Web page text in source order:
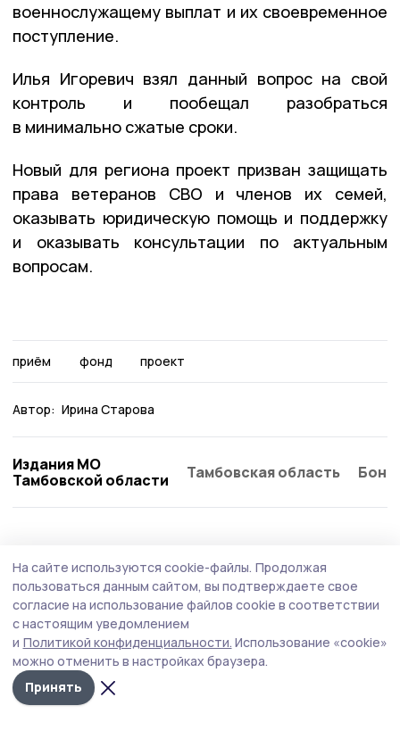
военнослужащему выплат и их своевременное
поступление.
Илья Игоревич взял данный вопрос на свой
контроль и пообещал разобраться
в минимально сжатые сроки.
Новый для региона проект призван защищать
права ветеранов СВО и членов их семей,
оказывать юридическую помощь и поддержку
и оказывать консультации по актуальным
вопросам.
приём фонд проект
Автор: Ирина Старова
Издания МО
Тамбовской области
Тамбовская область
Евгений Первышов: «Жердевские
сельхозпредприятия — настоящий пример
ответственного бизнеса»
Глава региона побывал с рабочим визитом в
Жердевском округе. В ходе поездки он посетил
успешные сельскохозяйственные предприятия – ООО
имени Карла Маркса и плодопитомник «Жердевский».
На сайте используются cookie-файлы. Продолжая
пользоваться данным сайтом, вы подтверждаете свое
согласие на использование файлов cookie в соответствии
с настоящим уведомлением
и Политикой конфиденциальности. Использование «cookie»
можно отменить в настройках браузера.
Принять